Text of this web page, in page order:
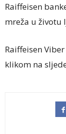
Raiffeisen
mreža u životu
Raiffeisen
klikom na